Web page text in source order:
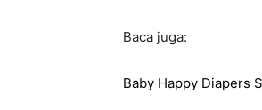
Baca juga:
Baby Happy Diapers